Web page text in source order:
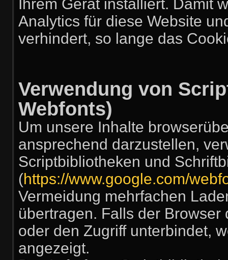
Ihrem Gerät installiert. Damit
Analytics für diese Website
verhindert, so lange das
Verwendung von
Webfonts)
Um unsere Inhalte
ansprechend darzustellen,
Scriptbibliotheken und
(https://www.google.com/
Vermeidung mehrfachen
übertragen. Falls der
oder den Zugriff unterbindet,
angezeigt.